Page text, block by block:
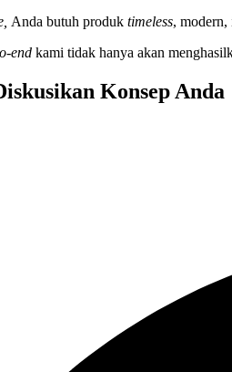
Anda butuh produk timeless, modern,
end kami tidak hanya akan
Konsep Anda